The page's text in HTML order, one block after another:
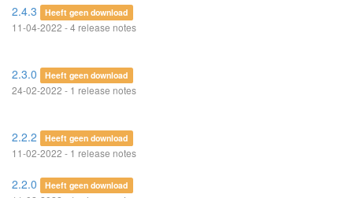
2.4.3 Heeft geen download
11-04-2022 - 4 release notes
2.3.0 Heeft geen download
24-02-2022 - 1 release notes
2.2.2 Heeft geen download
11-02-2022 - 1 release notes
2.2.0 Heeft geen download